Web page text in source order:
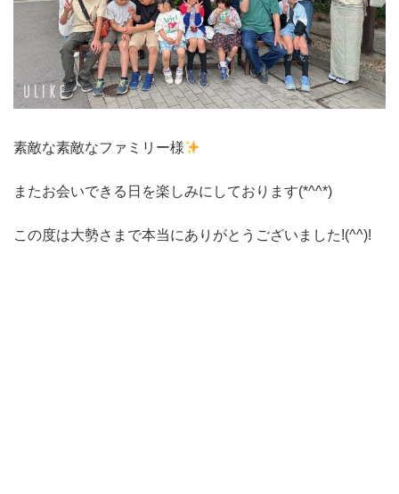
素敵な素敵なファミリー様
またお会いできる日を楽しみにしております(*^^*)
この度は大勢さまで本当にありがとうございました!(^^)!